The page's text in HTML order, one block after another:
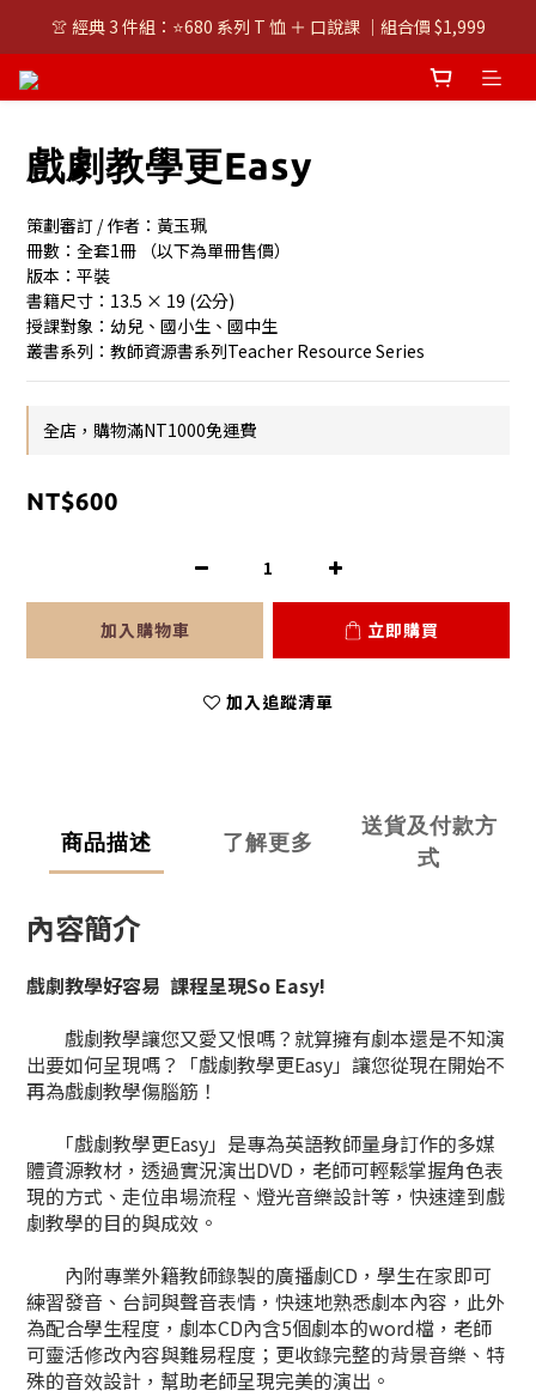
👚 經典 3 件組：⭐680 系列 T 恤 ＋ 口說課 ｜組合價 $1,999
👚 經典 3 件組：⭐680 系列 T 恤 ＋ 口說課 ｜組合價 $1,999
戲劇教學更Easy
策劃審訂 / 作者：黃玉珮
冊數：全套1冊 （以下為單冊售價）
版本：平裝
書籍尺寸：13.5 × 19 (公分)
授課對象：幼兒、國小生、國中生
叢書系列：教師資源書系列Teacher Resource Series
全店，購物滿NT1000免運費
NT$600
加入購物車 立即購買
加入追蹤清單
商品描述 了解更多
送貨及付款方
式
內容簡介
戲劇教學好容易 課程呈現So Easy!
戲劇教學讓您又愛又恨嗎？就算擁有劇本還是不知演
出要如何呈現嗎？「戲劇教學更Easy」讓您從現在開始不
再為戲劇教學傷腦筋！
「戲劇教學更Easy」是專為英語教師量身訂作的多媒
體資源教材，透過實況演出DVD，老師可輕鬆掌握角色表
現的方式、走位串場流程、燈光音樂設計等，快速達到戲
劇教學的目的與成效。
內附專業外籍教師錄製的廣播劇CD，學生在家即可
練習發音、台詞與聲音表情，快速地熟悉劇本內容，此外
為配合學生程度，劇本CD內含5個劇本的word檔，老師
可靈活修改內容與難易程度；更收錄完整的背景音樂、特
殊的音效設計，幫助老師呈現完美的演出。